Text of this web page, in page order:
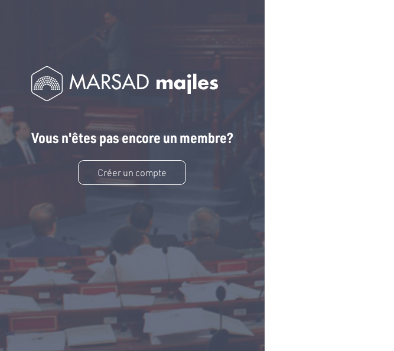
Vous n'êtes pas encore un membre?
Créer un compte